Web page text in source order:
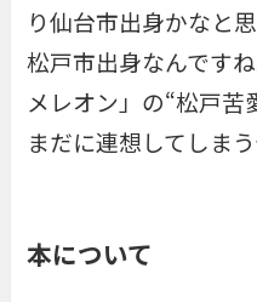
り仙台市出身かなと
松戸市出身なんです
メレオン」の“松戸苦
まだに連想してしま
本について